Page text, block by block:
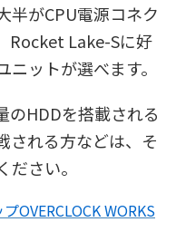
半がCPU電源コネク
Rocket Lake-Sに好
ットが選べます。
HDDを搭載される
される方などは、そ
さい。
OVERCLOCK WORKS